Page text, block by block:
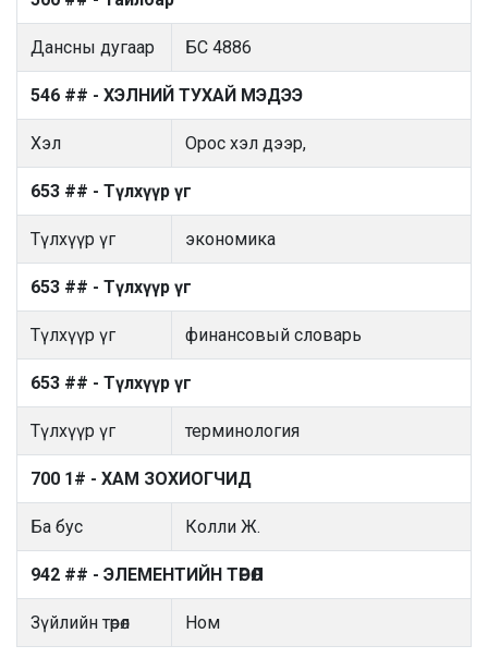
Дансны дугаар БС 4886
546 ## - ХЭЛНИЙ ТУХАЙ МЭДЭЭ
Хэл Орос хэл дээр,
653 ## - Түлхүүр үг
Түлхүүр үг экономика
653 ## - Түлхүүр үг
Түлхүүр үг финансовый словарь
653 ## - Түлхүүр үг
Түлхүүр үг терминология
700 1# - ХАМ ЗОХИОГЧИД
Ба бус Колли Ж.
942 ## - ЭЛЕМЕНТИЙН ТӨРӨЛ
Зүйлийн төрөл Ном